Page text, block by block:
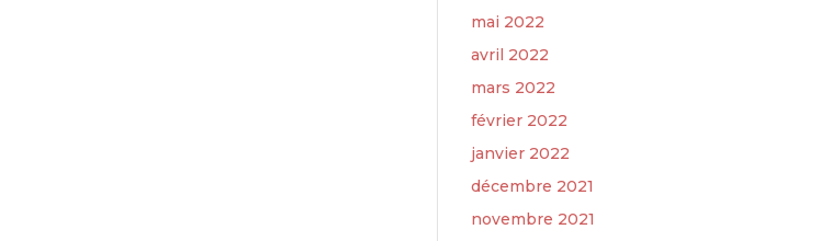
mai 2022
avril 2022
mars 2022
février 2022
janvier 2022
décembre 2021
novembre 2021